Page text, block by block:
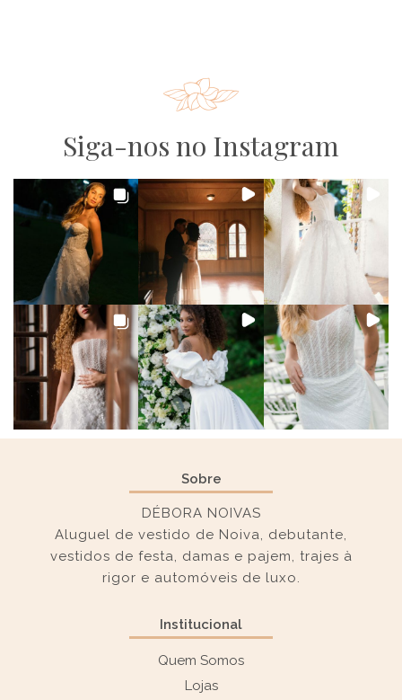
Siga-nos no Instagram
Sobre
DÉBORA NOIVAS
Aluguel de vestido de Noiva, debutante,
vestidos de festa, damas e pajem, trajes à
rigor e automóveis de luxo.
Institucional
Quem Somos
Lojas